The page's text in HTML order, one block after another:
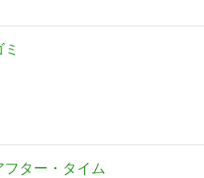
フター・タイム